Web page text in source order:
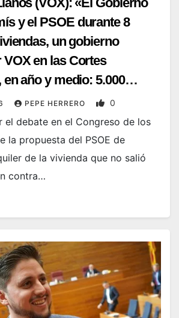
y el PSOE durante 8
un gobierno
en las Cortes
año y medio: 5.000
PEPE HERRERO 0
el debate en el Congreso de los
la propuesta del PSOE de
de la vivienda que no salió
contra…